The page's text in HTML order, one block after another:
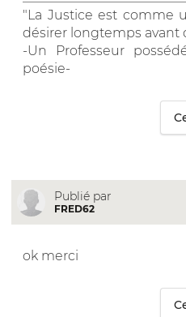
"La Justice est comme
désirer longtemps avant
-Un Professeur
poésie-
Publié par
FRED62
ok merci